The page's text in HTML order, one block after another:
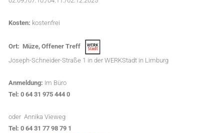
Kosten: kostenfrei
Ort: Müze, OffenerTreff
Joseph-Schneider-Straße 1 in der WERKStadt in Limburg
Anmeldung: Im Büro
Tel: 0 64 31 975 444 0
oder Annika Vieweg
Tel: 0 64 31 77 98 79 1